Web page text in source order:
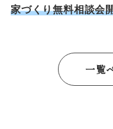
家づくり無料相談
一覧